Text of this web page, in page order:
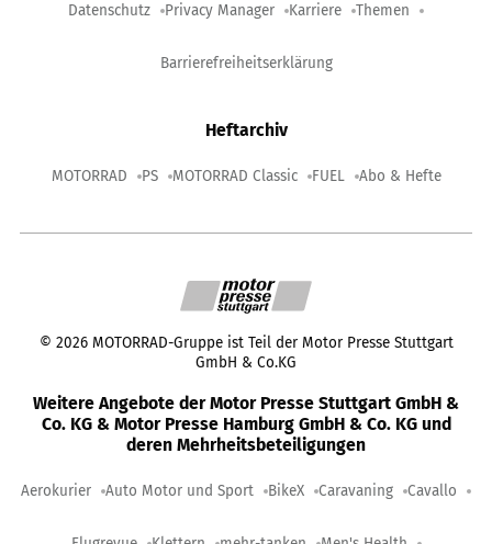
Datenschutz Privacy Manager Karriere Themen
Barrierefreiheitserklärung
Heftarchiv
MOTORRAD PS MOTORRAD Classic FUEL Abo & Hefte
© 2026 MOTORRAD-Gruppe ist Teil der Motor Presse Stuttgart
GmbH & Co.KG
Weitere Angebote der Motor Presse Stuttgart GmbH &
Co. KG & Motor Presse Hamburg GmbH & Co. KG und
deren Mehrheitsbeteiligungen
Aerokurier Auto Motor und Sport BikeX Caravaning Cavallo